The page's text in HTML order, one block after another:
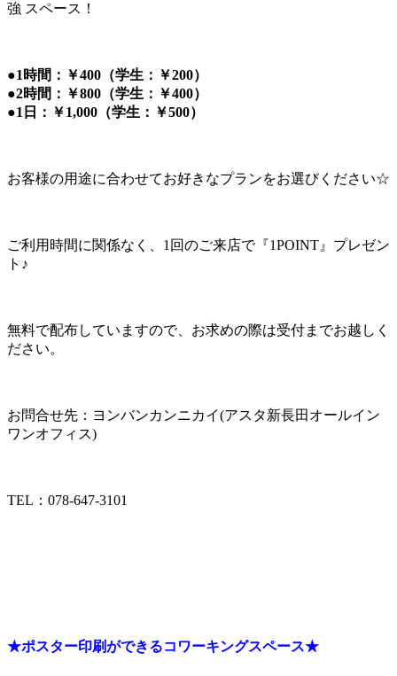
強 スペース！
●1時間：￥400（学生：￥200）
●2時間：￥800（学生：￥400）
●1日：￥1,000（学生：￥500）
お客様の用途に合わせてお好きなプランをお選びください☆
ご利用時間に関係なく、1回のご来店で『1POINT』プレゼン
ト♪
無料で配布していますので、お求めの際は受付までお越しく
ださい。
お問合せ先：ヨンバンカンニカイ(アスタ新長田オールイン
ワンオフィス)
TEL：078-647-3101
★ポスター印刷ができるコワーキングスペース★